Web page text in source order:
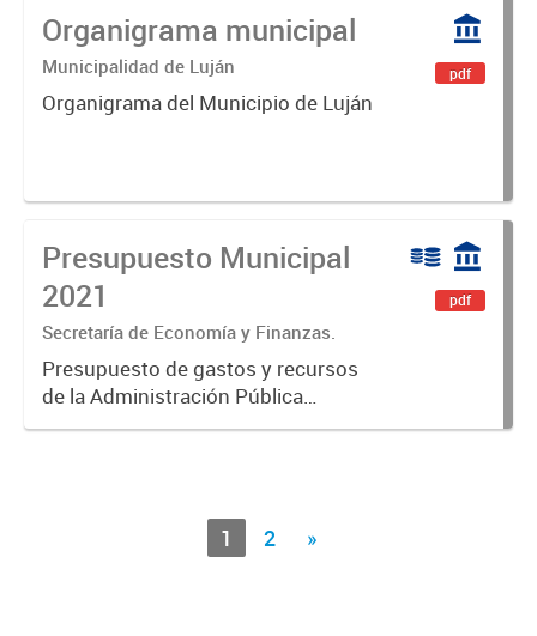
Organigrama municipal
Municipalidad de Luján
Organigrama del Municipio de Luján
pdf
Presupuesto Municipal
2021
Secretaría de Economía y Finanzas.
Presupuesto de gastos y recursos
de la Administración Pública
Municipal para el ejercicio 2021.
pdf
1 2 »